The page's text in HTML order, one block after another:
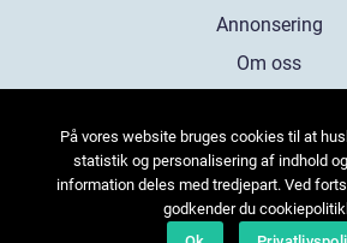
Annonsering
Om oss
Kontakta oss
Sitemap
På vores website bruges cookies til at
statistik og personalisering af indhold
information deles med tredjepart. Ved
godkender du